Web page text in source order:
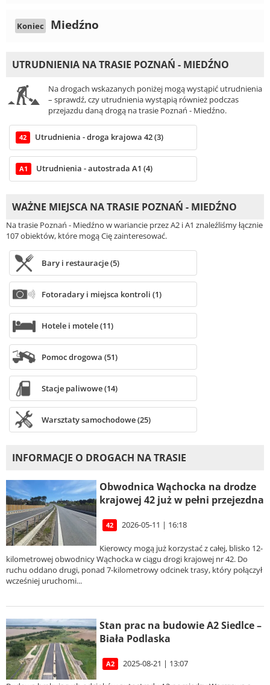
Koniec Miedźno
UTRUDNIENIA NA TRASIE POZNAŃ - MIEDŹNO
Na drogach wskazanych poniżej mogą wystąpić utrudnienia
– sprawdź, czy utrudnienia wystąpią również podczas
przejazdu daną drogą na trasie Poznań - Miedźno.
42 Utrudnienia - droga krajowa 42 (3)
A1 Utrudnienia - autostrada A1 (4)
WAŻNE MIEJSCA NA TRASIE POZNAŃ - MIEDŹNO
Na trasie Poznań - Miedźno w wariancie przez A2 i A1 znaleźliśmy łącznie
107 obiektów, które mogą Cię zainteresować.
Bary i restauracje (5)
Fotoradary i miejsca kontroli (1)
Hotele i motele (11)
Pomoc drogowa (51)
Stacje paliwowe (14)
Warsztaty samochodowe (25)
INFORMACJE O DROGACH NA TRASIE
Obwodnica Wąchocka na drodze
krajowej 42 już w pełni przejezdna
42 2026-05-11 | 16:18
Kierowcy mogą już korzystać z całej, blisko 12-
kilometrowej obwodnicy Wąchocka w ciągu drogi krajowej nr 42. Do
ruchu oddano drugi, ponad 7-kilometrowy odcinek trasy, który połączył
wcześniej uruchomi...
Stan prac na budowie A2 Siedlce –
Biała Podlaska
A2 2025-08-21 | 13:07